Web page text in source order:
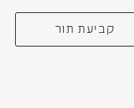
קביעת תור